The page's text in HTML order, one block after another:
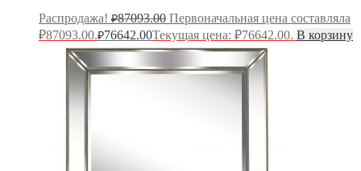
Распродажа! ₽87093.00 Первоначальная цена составляла
₽87093.00.₽76642.00Текущая цена: ₽76642.00. В корзину